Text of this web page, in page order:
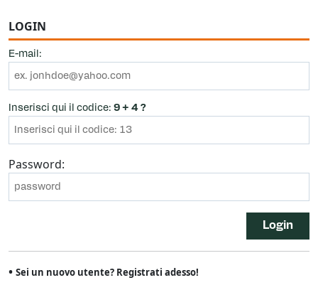
LOGIN
E-mail:
Inserisci qui il codice: 9 + 4 ?
Password:
Login
• Sei un nuovo utente? Registrati adesso!